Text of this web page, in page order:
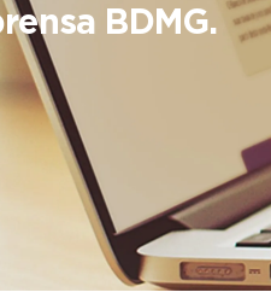
BDMG.